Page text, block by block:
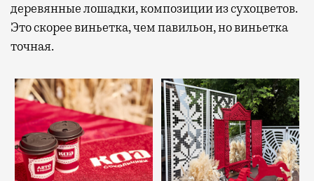
деревянные лошадки, композиции из сухоцветов.
Это скорее виньетка, чем павильон, но виньетка
точная.